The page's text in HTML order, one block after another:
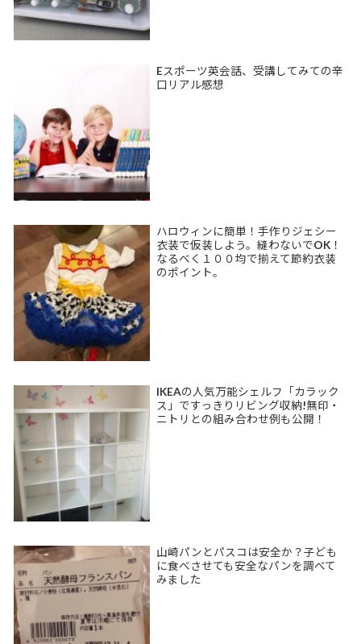
Eスポーツ英会話、受講してみての辛
口リアル感想
ハロウィンに簡単！手作りジェシー
衣装で仮装しよう。縫わないでOK！
なるべく１００均で揃えて節約衣装
のポイント。
IKEAの人気万能シェルフ「カラック
ス」ですっきりリビング収納!無印・
ニトリとの組み合わせ例も公開！
山崎パンとパスコは安全か？子ども
に食べさせても安全なパンを調べて
みました